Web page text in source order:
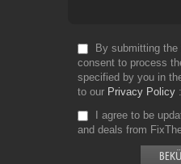
By submitting
consent to process
specified by you in
to our Privacy Policy
I agree to be
and deals from